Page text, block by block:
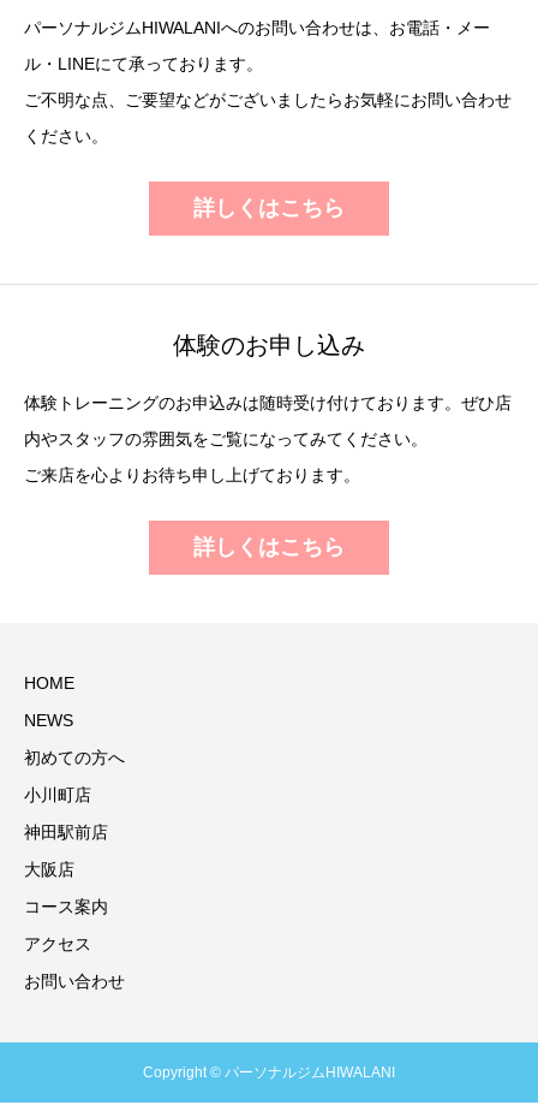
パーソナルジムHIWALANIへのお問い合わせは、お電話・メー
ル・LINEにて承っております。
ご不明な点、ご要望などがございましたらお気軽にお問い合わせ
ください。
詳しくはこちら
体験のお申し込み
体験トレーニングのお申込みは随時受け付けております。ぜひ店
内やスタッフの雰囲気をご覧になってみてください。
ご来店を心よりお待ち申し上げております。
詳しくはこちら
HOME
NEWS
初めての方へ
小川町店
神田駅前店
大阪店
コース案内
アクセス
お問い合わせ
Copyright © パーソナルジムHIWALANI